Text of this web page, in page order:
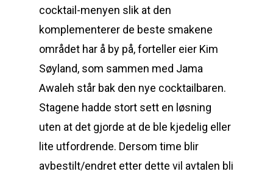
cocktail-menyen slik at den
komplementerer de beste smakene
området har å by på, forteller eier Kim
Søyland, som sammen med Jama
Awaleh står bak den nye cocktailbaren.
Stagene hadde stort sett en løsning
uten at det gjorde at de ble kjedelig eller
lite utfordrende. Dersom time blir
avbestilt/endret etter dette vil avtalen bli